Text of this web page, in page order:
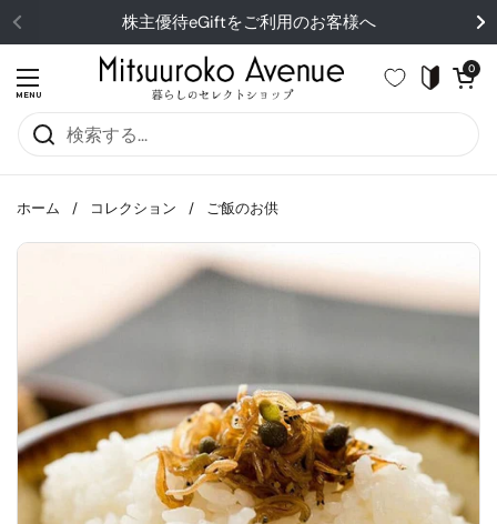
コンテンツへスキップ株主優待eGiftをご利用のお客様へ
メニューを開く
MENU
カートを開
0
ホーム / コレクション / ご飯のお供